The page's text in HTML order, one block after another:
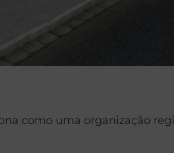
como uma organização